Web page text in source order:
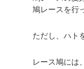
鳩レースを行
ただし、ハト
レース鳩には